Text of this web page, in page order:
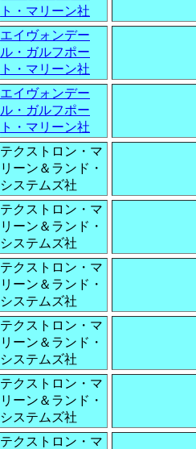
ト・マリーン社
エイヴォンデー
ル・ガルフポー
ト・マリーン社
エイヴォンデー
ル・ガルフポー
ト・マリーン社
テクストロン・マ
リーン＆ランド・
システムズ社
テクストロン・マ
リーン＆ランド・
システムズ社
テクストロン・マ
リーン＆ランド・
システムズ社
テクストロン・マ
リーン＆ランド・
システムズ社
テクストロン・マ
リーン＆ランド・
システムズ社
テクストロン・マ